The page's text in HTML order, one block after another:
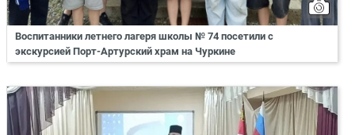
Воспитанники летнего лагеря школы № 74 посетили с
экскурсией Порт-Артурский храм на Чуркине